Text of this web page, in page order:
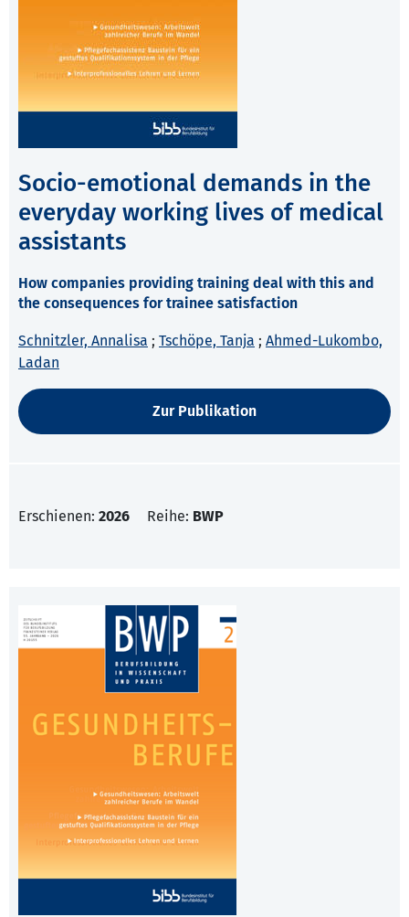
Socio-emotional demands in the
everyday working lives of medical
assistants
How companies providing training deal with this and
the consequences for trainee satisfaction
Schnitzler, Annalisa ; Tschöpe, Tanja ; Ahmed-Lukombo,
Ladan
Zur Publikation
Erschienen: 2026 Reihe: BWP